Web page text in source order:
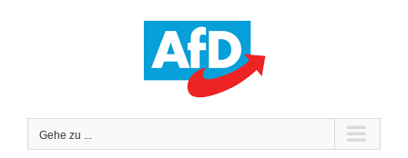
Gehe zu ...